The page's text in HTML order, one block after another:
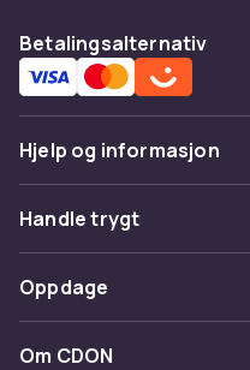
Betalingsalternativ
Hjelp og informasjon
Vanlige spørsmål
Spor pakke
Angre & returner her
Kontakt oss
Handle trygt
Betaling
Levering
Oppdage
Kategorier
Om CDON